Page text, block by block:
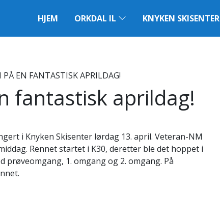
HJEM ORKDAL IL KNYKEN SKISENTER
EN FANTASTISK APRILDAG!
fantastisk aprildag!
i Knyken Skisenter lørdag 13. april. Veteran-NM
Rennet startet i K30, deretter ble det hoppet i
prøveomgang, 1. omgang og 2. omgang. På